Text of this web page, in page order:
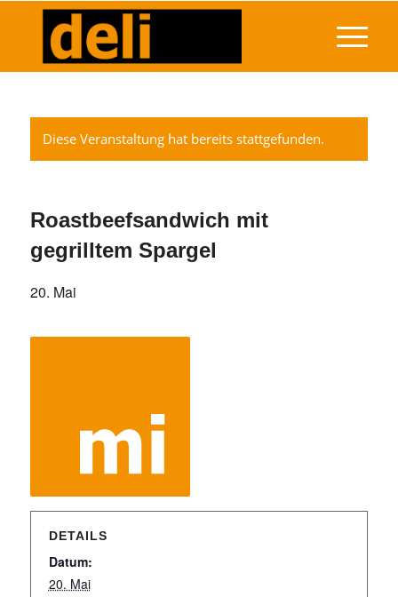
Diese Veranstaltung hat bereits stattgefunden.
Roastbeefsandwich mit
gegrilltem Spargel
20. Mai
DETAILS
Datum:
20. Mai